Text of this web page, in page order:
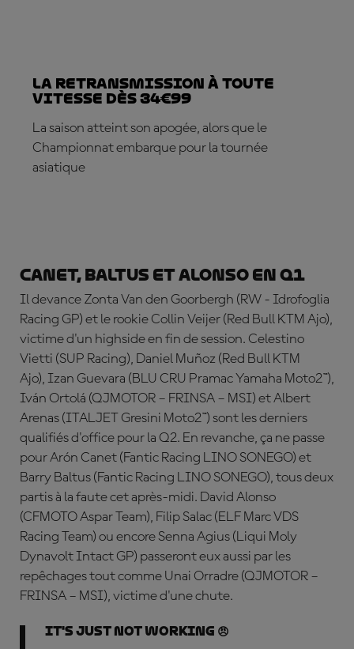
La retransmission à toute
vitesse dès 34€99
La saison atteint son apogée, alors que le
Championnat embarque pour la tournée
asiatique
Canet, Baltus et Alonso en Q1
Il devance Zonta Van den Goorbergh (RW - Idrofoglia
Racing GP) et le rookie Collin Veijer (Red Bull KTM Ajo),
victime d'un highside en fin de session. Celestino
Vietti (SUP Racing), Daniel Muñoz (Red Bull KTM
Ajo), Izan Guevara (BLU CRU Pramac Yamaha Moto2™),
Iván Ortolá (QJMOTOR – FRINSA – MSI) et Albert
Arenas (ITALJET Gresini Moto2™) sont les derniers
qualifiés d'office pour la Q2. En revanche, ça ne passe
pour Arón Canet (Fantic Racing LINO SONEGO) et
Barry Baltus (Fantic Racing LINO SONEGO), tous deux
partis à la faute cet après-midi. David Alonso
(CFMOTO Aspar Team), Filip Salac (ELF Marc VDS
Racing Team) ou encore Senna Agius (Liqui Moly
Dynavolt Intact GP) passeront eux aussi par les
repêchages tout comme Unai Orradre (QJMOTOR –
FRINSA – MSI), victime d'une chute.
It's just not working 😠